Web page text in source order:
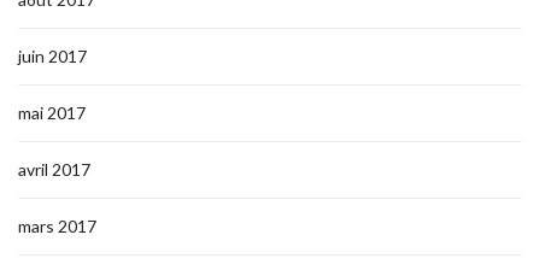
juin 2017
mai 2017
avril 2017
mars 2017